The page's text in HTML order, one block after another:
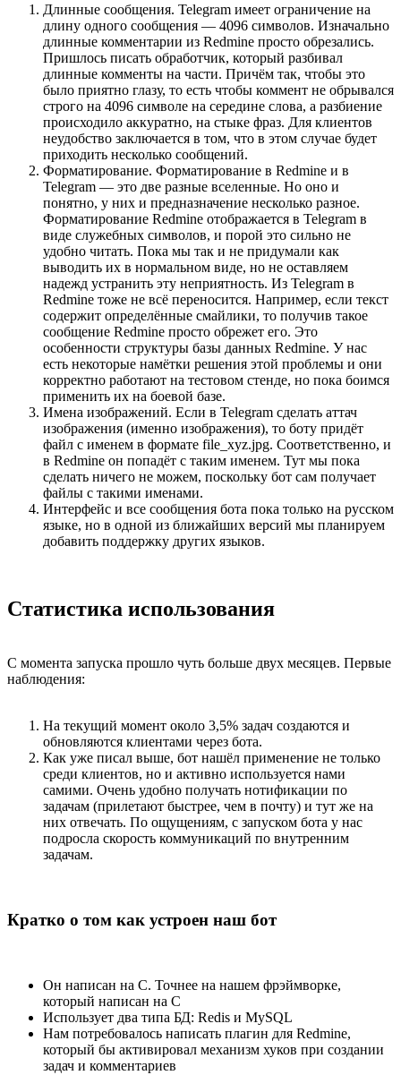
Длинные сообщения. Telegram имеет ограничение на
длину одного сообщения — 4096 символов. Изначально
длинные комментарии из Redmine просто обрезались.
Пришлось писать обработчик, который разбивал
длинные комменты на части. Причём так, чтобы это
было приятно глазу, то есть чтобы коммент не обрывался
строго на 4096 символе на середине слова, а разбиение
происходило аккуратно, на стыке фраз. Для клиентов
неудобство заключается в том, что в этом случае будет
приходить несколько сообщений.
Форматирование. Форматирование в Redmine и в
Telegram — это две разные вселенные. Но оно и
понятно, у них и предназначение несколько разное.
Форматирование Redmine отображается в Telegram в
виде служебных символов, и порой это сильно не
удобно читать. Пока мы так и не придумали как
выводить их в нормальном виде, но не оставляем
надежд устранить эту неприятность. Из Telegram в
Redmine тоже не всё переносится. Например, если текст
содержит определённые смайлики, то получив такое
сообщение Redmine просто обрежет его. Это
особенности структуры базы данных Redmine. У нас
есть некоторые намётки решения этой проблемы и они
корректно работают на тестовом стенде, но пока боимся
применить их на боевой базе.
Имена изображений. Если в Telegram сделать аттач
изображения (именно изображения), то боту придёт
файл с именем в формате file_xyz.jpg. Соответственно, и
в Redmine он попадёт с таким именем. Тут мы пока
сделать ничего не можем, поскольку бот сам получает
файлы с такими именами.
Интерфейс и все сообщения бота пока только на русском
языке, но в одной из ближайших версий мы планируем
добавить поддержку других языков.
Статистика использования
С момента запуска прошло чуть больше двух месяцев. Первые
наблюдения:
На текущий момент около 3,5% задач создаются и
обновляются клиентами через бота.
Как уже писал выше, бот нашёл применение не только
среди клиентов, но и активно используется нами
самими. Очень удобно получать нотификации по
задачам (прилетают быстрее, чем в почту) и тут же на
них отвечать. По ощущениям, с запуском бота у нас
подросла скорость коммуникаций по внутренним
задачам.
Кратко о том как устроен наш бот
Он написан на C. Точнее на нашем фрэймворке,
который написан на С
Использует два типа БД: Redis и MySQL
Нам потребовалось написать плагин для Redmine,
который бы активировал механизм хуков при создании
задач и комментариев